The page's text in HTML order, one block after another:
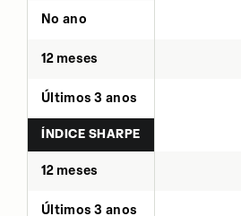
No ano
12 meses
Últimos 3 anos
ÍNDICE SHARPE
12 meses
Últimos 3 anos